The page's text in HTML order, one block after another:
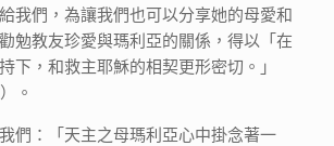
我們，為讓我們也可以分享她的母愛和
勉教友珍愛與瑪利亞的關係，得以「在
下，和救主耶穌的相契更形密切。」
。
們：「天主之母瑪利亞心中掛念著一